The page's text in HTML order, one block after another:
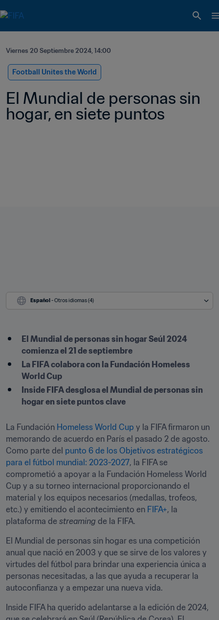
Viernes 20 Septiembre 2024, 14:00
Football Unites the World
El Mundial de personas sin
hogar, en siete puntos
Español - Otros idiomas (4)
El Mundial de personas sin hogar Seúl 2024
comienza el 21 de septiembre
La FIFA colabora con la Fundación Homeless
World Cup
Inside FIFA desglosa el Mundial de personas sin
hogar en siete puntos clave
La Fundación Homeless World Cup y la FIFA firmaron un
memorando de acuerdo en París el pasado 2 de agosto.
Como parte del punto 6 de los Objetivos estratégicos
para el fútbol mundial: 2023-2027, la FIFA se
comprometió a apoyar a la Fundación Homeless World
Cup y a su torneo internacional proporcionando el
material y los equipos necesarios (medallas, trofeos,
etc.) y emitiendo el acontecimiento en FIFA+, la
plataforma de streaming de la FIFA.
El Mundial de personas sin hogar es una competición
anual que nació en 2003 y que se sirve de los valores y
virtudes del fútbol para brindar una experiencia única a
personas necesitadas, a las que ayuda a recuperar la
autoconfianza y a empezar una nueva vida.
Inside FIFA ha querido adelantarse a la edición de 2024,